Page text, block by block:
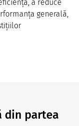
a reduce
generală,
din partea